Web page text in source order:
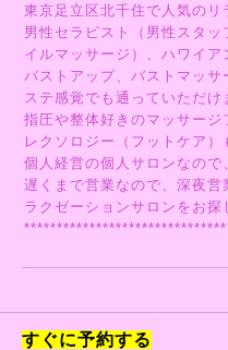
東京足立区北千住で人気のリ
男性セラピスト（男性スタ
イルマッサージ）、ハワイ
バストアップ、バストマッ
ステ感覚でも通っていただけ
指圧や整体好きのマッサー
レクソロジー（フットケア）
個人経営の個人サロンなので
遅くまで営業なので、深夜営
ラクゼーションサロンをお探
すぐに予約する